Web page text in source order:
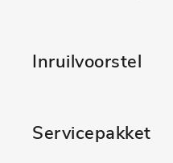
Inruilvoorstel
Servicepakket